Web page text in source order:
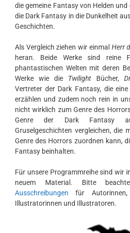
die gemeine Fantasy von Helden
die Dark Fantasy in die Dunkelheit
Geschichten.
Als Vergleich ziehen wir einmal Herr
heran. Beide Werke sind reine
phantastischen Welten mit deren
Werke wie die TwilightBücher,
Vertreter der Dark Fantasy, die
erzählen und zudem noch rein in
nicht wirklich zum Genre des
Genre der Dark Fantasy
Gruselgeschichten vergleichen, die
Genre des Horrors zuordnen kann,
Fantasy beinhalten.
Für unsere Programmreihe sind wir
neuem Material. Bitte
Ausschreibungen für Autorinnen,
Illustratorinnen und Illustratoren.